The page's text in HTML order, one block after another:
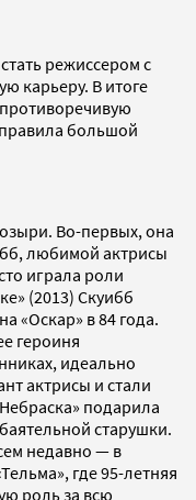
режиссером с
карьеру. В итоге
большой
Во-первых, она
любимой актрисы
играла роли
(2013) Скуибб
«Оскар» в 84 года.
героиня
идеально
актрисы и стали
подарила
старушки.
недавно — в
где 95-летняя
роль за всю